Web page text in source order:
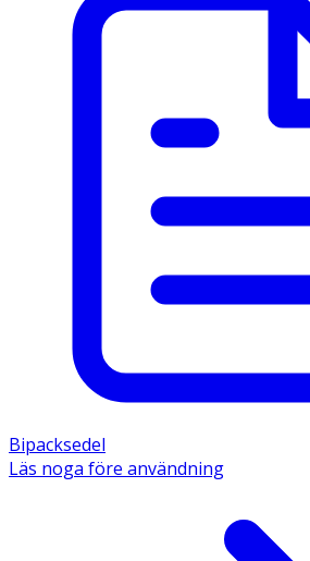
Bipacksedel
Läs noga före användning